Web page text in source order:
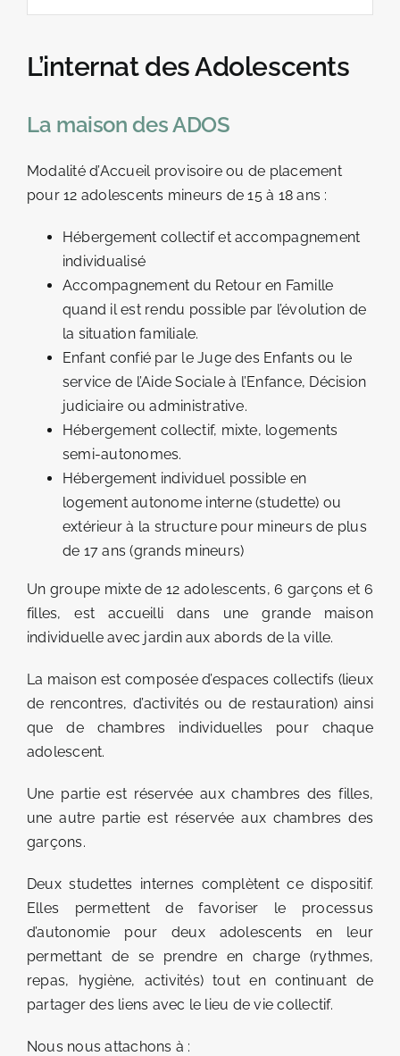
LE PUBLIC ACCOMPAGNÉ
L’internat des Adolescents
La maison des ADOS
Modalité d’Accueil provisoire ou de placement
pour 12 adolescents mineurs de 15 à 18 ans :
Hébergement collectif et accompagnement
individualisé
Accompagnement du Retour en Famille
quand il est rendu possible par l’évolution de
la situation familiale.
Enfant confié par le Juge des Enfants ou le
service de l’Aide Sociale à l’Enfance, Décision
judiciaire ou administrative.
Hébergement collectif, mixte, logements
semi-autonomes.
Hébergement individuel possible en
logement autonome interne (studette) ou
extérieur à la structure pour mineurs de plus
de 17 ans (grands mineurs)
Un groupe mixte de 12 adolescents, 6 garçons et 6
filles, est accueilli dans une grande maison
individuelle avec jardin aux abords de la ville.
La maison est composée d’espaces collectifs (lieux
de rencontres, d’activités ou de restauration) ainsi
que de chambres individuelles pour chaque
adolescent.
Une partie est réservée aux chambres des filles,
une autre partie est réservée aux chambres des
garçons.
Deux studettes internes complètent ce dispositif.
Elles permettent de favoriser le processus
d’autonomie pour deux adolescents en leur
permettant de se prendre en charge (rythmes,
repas, hygiène, activités) tout en continuant de
partager des liens avec le lieu de vie collectif.
Nous nous attachons à :